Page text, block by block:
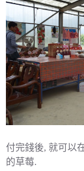
付完錢後, 就可以
的草莓.